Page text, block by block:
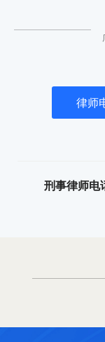
律师
刑事律师电